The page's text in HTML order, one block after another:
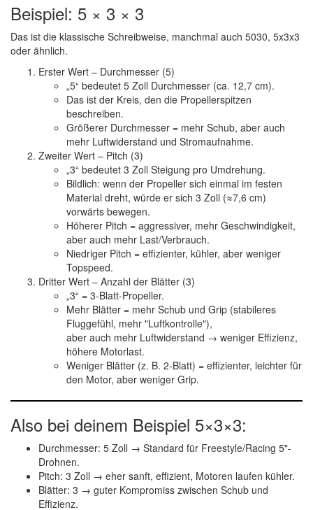
Beispiel: 5 × 3 × 3
Das ist die klassische Schreibweise, manchmal auch 5030, 5x3x3
oder ähnlich.
Erster Wert – Durchmesser (5)
„5“ bedeutet 5 Zoll Durchmesser (ca. 12,7 cm).
Das ist der Kreis, den die Propellerspitzen
beschreiben.
Größerer Durchmesser = mehr Schub, aber auch
mehr Luftwiderstand und Stromaufnahme.
Zweiter Wert – Pitch (3)
„3“ bedeutet 3 Zoll Steigung pro Umdrehung.
Bildlich: wenn der Propeller sich einmal im festen
Material dreht, würde er sich 3 Zoll (≈7,6 cm)
vorwärts bewegen.
Höherer Pitch = aggressiver, mehr Geschwindigkeit,
aber auch mehr Last/Verbrauch.
Niedriger Pitch = effizienter, kühler, aber weniger
Topspeed.
Dritter Wert – Anzahl der Blätter (3)
„3“ = 3-Blatt-Propeller.
Mehr Blätter = mehr Schub und Grip (stabileres
Fluggefühl, mehr "Luftkontrolle"),
aber auch mehr Luftwiderstand → weniger Effizienz,
höhere Motorlast.
Weniger Blätter (z. B. 2-Blatt) = effizienter, leichter für
den Motor, aber weniger Grip.
Also bei deinem Beispiel 5×3×3:
Durchmesser: 5 Zoll → Standard für Freestyle/Racing 5"-
Drohnen.
Pitch: 3 Zoll → eher sanft, effizient, Motoren laufen kühler.
Blätter: 3 → guter Kompromiss zwischen Schub und
Effizienz.